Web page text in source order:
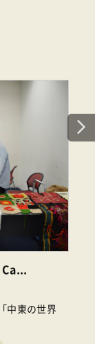
中東の世界